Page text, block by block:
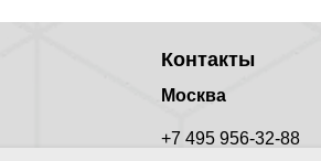
Москва
Контакты
+7 495 956-32-88